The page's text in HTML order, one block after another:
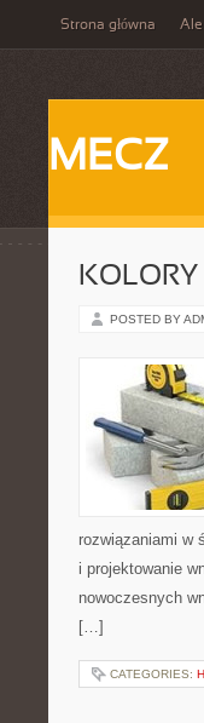
Strona główna Ale
MECZ
POSTED BY
rozwiązaniami w
i projektowanie
nowoczesnych
[…]
CATEGORIES: